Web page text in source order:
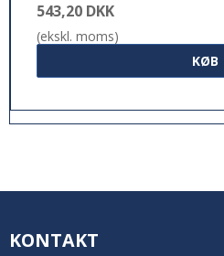
543,20 DKK
(ekskl. moms)
KØB
KONTAKT